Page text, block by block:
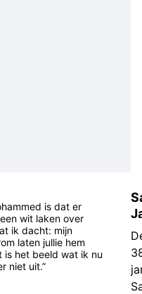
is dat er
wit laken over
ik dacht: mijn
laten jullie hem
is het beeld wat ik nu
niet uit.”